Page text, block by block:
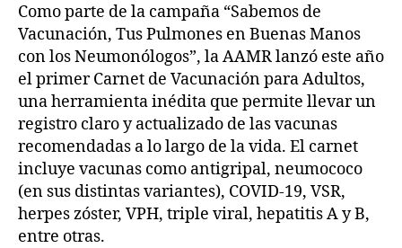
Como parte de la campaña “Sabemos de
Vacunación, Tus Pulmones en Buenas Manos
con los Neumonólogos”, la AAMR lanzó este año
el primer Carnet de Vacunación para Adultos,
una herramienta inédita que permite llevar un
registro claro y actualizado de las vacunas
recomendadas a lo largo de la vida. El carnet
incluye vacunas como antigripal, neumococo
(en sus distintas variantes), COVID-19, VSR,
herpes zóster, VPH, triple viral, hepatitis A y B,
entre otras.